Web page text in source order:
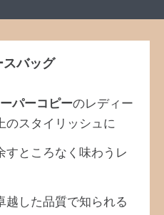
スバッグ
パーコピーのレディー
のスタイリッシュに
すところなく味わうレ
越した品質で知られる